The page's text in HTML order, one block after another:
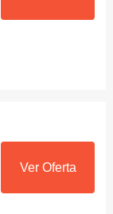
Ver Oferta